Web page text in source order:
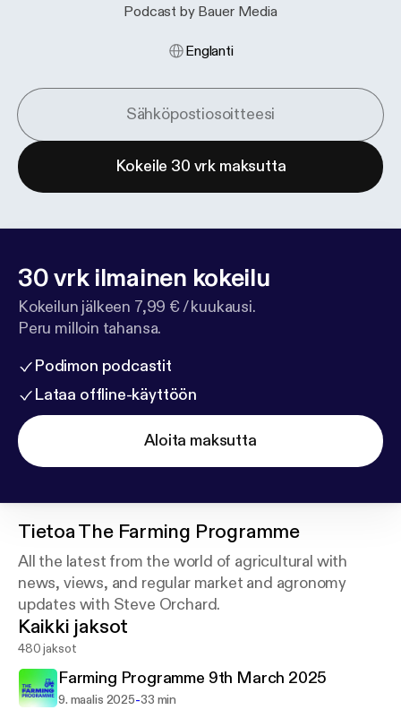
Podcast by Bauer Media
Englanti
Kokeile 30 vrk maksutta
30 vrk ilmainen kokeilu
Kokeilun jälkeen 7,99 € / kuukausi.
Peru milloin tahansa.
Podimon podcastit
Lataa offline-käyttöön
Aloita maksutta
TietoaThe Farming Programme
All the latest from the world of agricultural with
news, views, and regular market and agronomy
updates with Steve Orchard.
Kaikki jaksot
480 jaksot
Farming Programme 9th March 2025
9. maalis 2025-33 min